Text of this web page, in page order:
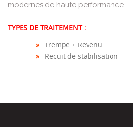
modernes de haute performance.
TYPES DE TRAITEMENT :
» Trempe + Revenu
» Recuit de stabilisation